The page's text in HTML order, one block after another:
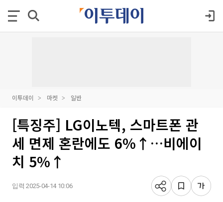
이투데이 마켓 일반
[특징주] LG이노텍, 스마트폰 관
세 면제 혼란에도 6%↑…비에이
치 5%↑
입력 2025-04-14 10:06